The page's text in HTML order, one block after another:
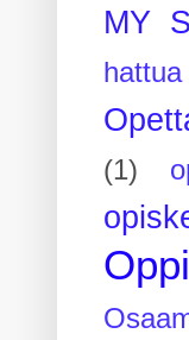
MY
hattua
(1)